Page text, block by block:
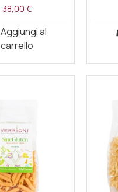
38,00 €
Aggiungi al
carrello